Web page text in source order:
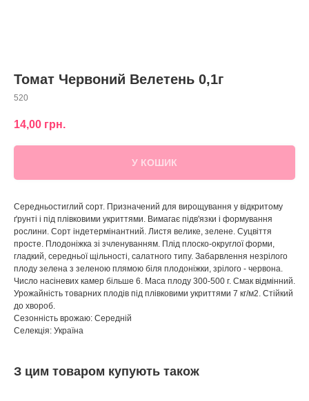
Томат Червоний Велетень 0,1г
520
14,00 грн.
У КОШИК
Середньостиглий сорт. Призначений для вирощування у відкритому
ґрунті і під плівковими укриттями. Вимагає підв'язки і формування
рослини. Сорт індетермінантний. Листя велике, зелене. Суцвіття
просте. Плодоніжка зі зчленуванням. Плід плоско-округлої форми,
гладкий, середньої щільності, салатного типу. Забарвлення незрілого
плоду зелена з зеленою плямою біля плодоніжки, зрілого - червона.
Число насіневих камер більше 6. Маса плоду 300-500 г. Смак відмінний.
Урожайність товарних плодів під плівковими укриттями 7 кг/м2. Стійкий
до хвороб.
Сезонність врожаю: Середній
Селекція: Україна
З цим товаром купують також